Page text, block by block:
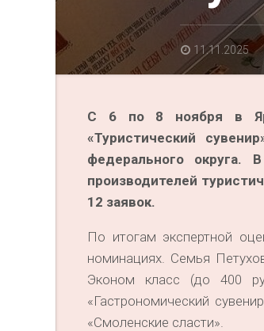
11.11.2025
С 6 по 8 ноября в
«Туристический
федерального
производителей
12 заявок.
По итогам экспертной
номинациях. Семья
Эконом класс (до 400
«Гастрономический
«Смоленские сласти».